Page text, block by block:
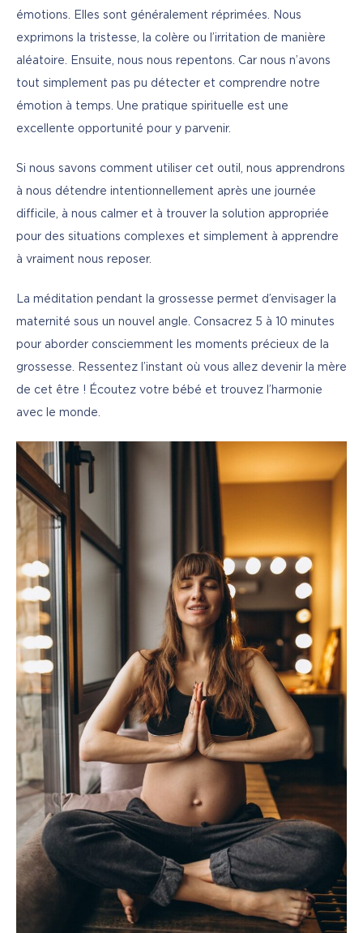
émotions. Elles sont généralement réprimées. Nous
exprimons la tristesse, la colère ou l’irritation de manière
aléatoire. Ensuite, nous nous repentons. Car nous n’avons
tout simplement pas pu détecter et comprendre notre
émotion à temps. Une pratique spirituelle est une
excellente opportunité pour y parvenir.
Si nous savons comment utiliser cet outil, nous apprendrons
à nous détendre intentionnellement après une journée
difficile, à nous calmer et à trouver la solution appropriée
pour des situations complexes et simplement à apprendre
à vraiment nous reposer.
La méditation pendant la grossesse permet d’envisager la
maternité sous un nouvel angle. Consacrez 5 à 10 minutes
pour aborder consciemment les moments précieux de la
grossesse. Ressentez l’instant où vous allez devenir la mère
de cet être ! Écoutez votre bébé et trouvez l’harmonie
avec le monde.